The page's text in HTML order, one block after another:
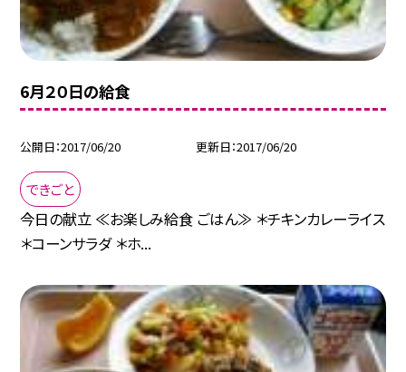
6月２０日の給食
公開日 2017/06/20 更新日 2017/06/20
できごと
今日の献立 ≪お楽しみ給食 ごはん≫ ＊チキンカレーライス
＊コーンサラダ ＊ホ...